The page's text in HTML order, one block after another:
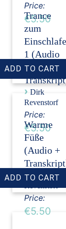
Price:
€5.50
Trance
zum
1 (Audio
+
› Dirk
Revenstorf
Price:
€5.50
Warme
Füße
(Audio +
› Dirk
Price:
€5.50